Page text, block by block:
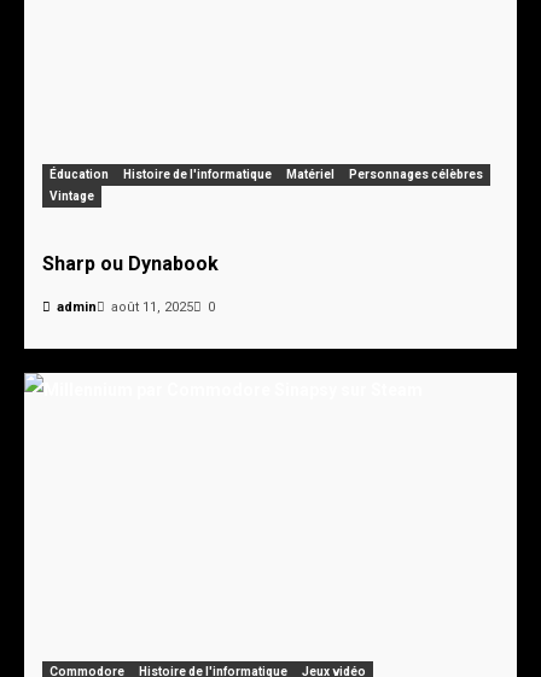
Éducation Histoire de l'informatique Matériel
Personnages célèbres
Vintage
Sharp ou Dynabook
admin août 11, 2025 0
Commodore Histoire de l'informatique Jeux vidéo